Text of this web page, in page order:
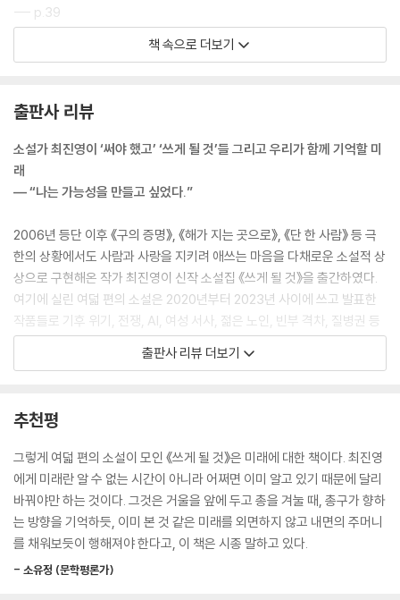
--- p.39
어른스럽다는 건 아이 입장에서 생각할 수 있다는 뜻일까. 그렇다면 어린
지 않고 지켜만 보던 이유진의 마음을 이제는 조금 알 것도 같은데……. 마
흔 살의 이유진과 마흔 살의 내가 대화할 수 있다면 좋을 텐데. 공미가 이유
진과 연락하며 지냈다는 사실은 여전히 놀랍다. 공미는 하고 나는 하지 않
는 차이를 생각하면 까마득해진다.
권태에 빠진 남편에게 독서 모임에 같이 가자고 권해볼까 잠시 고민하던
서진은 곧 마음을 다잡았다. 남편을 사랑하고 아끼지만, 남편이 포함되지
않은 채로도 충만한 세계 또한 필요했다. 서진은 일부러 다른 얘기를 꺼냈
다.
--- p.97
썸머는 마술사도 과학자도 될 수 있다. 꿈이 바뀐다면 바뀌는 대로 무엇이
럴 수 있다. 고민하는 썸머를 숨죽인 채 지켜보며 생각했다. 난 지금 엄마
고 믿을 수밖에 없다고.
--- p.154
안나는 내면의 주머니에 노아를 넣었다. 자기가 울음을 터뜨렸을 때 노아
의 흔들리던 눈빛과 화면 가까이 다가와 쏟아내던 걱정의 말도. 울음이 잦
아들 때까지 침착하게 기다리던 침묵까지. 안나는 오늘 겪은 노아의 모든
책 속으로 더보기
출판사 리뷰
소설가 최진영이 ‘써야 했고’ ‘쓰게 될 것’들 그리고 우리가 함께 기억할 미
래
― “나는 가능성을 만들고 싶었다.”
2006년 등단 이후 《구의 증명》, 《해가 지는 곳으로》, 《단 한 사람》 등 극
한의 상황에서도 사람과 사랑을 지키려 애쓰는 마음을 다채로운 소설적 상
상으로 구현해온 작가 최진영이 신작 소설집 《쓰게 될 것》을 출간하였다.
여기에 실린 여덟 편의 소설은 2020년부터 2023년 사이에 쓰고 발표한
작품들로 기후 위기, 전쟁, AI, 여성 서사, 젊은 노인, 빈부 격차, 질병권 등
현재를 사는 우리가 내려놓지 않고 사유해야 할 문제에 정면으로 맞선 이
야기들이다. 그간 최진영이 인물과 상황을 달리하며 되물어온 “어떻게 살
표제작 〈쓰게 될 것〉은 어린아이의 눈으로 바라본 전쟁의 현장과 어른이 된
이후 상흔을 안고 살아가야 하는 이야기 속에 삶에 대한 다짐과 타인을 돕
는 마음을 담아내며 함께 실린 다른 소설들을 견인한다. 생이란 우연인 듯
운명인 듯 이어지는 사건과 사고의 현장이라는 것을 이해함과 동시에 체념
하기보다 싸워야 할 때는 싸우며 앞으로 나아가겠다는 의지들이 각 소설에
서 미래를 향한 단단한 확신으로 그려진다.
여기의 소설들은 최진영이 이 시대에 쓰지 않을 수 없었던 이야기임과 동
출판사 리뷰 더보기
추천평
그렇게 여덟 편의 소설이 모인 《쓰게 될 것》은 미래에 대한 책이다. 최진영
에게 미래란 알 수 없는 시간이 아니라 어쩌면 이미 알고 있기 때문에 달리
바꿔야만 하는 것이다. 그것은 거울을 앞에 두고 총을 겨눌 때, 총구가 향하
는 방향을 기억하듯, 이미 본 것 같은 미래를 외면하지 않고 내면의 주머니
를 채워보듯이 행해져야 한다고, 이 책은 시종 말하고 있다.
- 소유정 (문학평론가)